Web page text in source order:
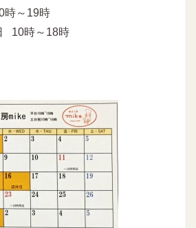
～19時
時～18時